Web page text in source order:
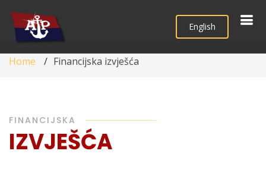
English
Home Financijska izvješća
FINANCIJSKA
IZVJEŠĆA